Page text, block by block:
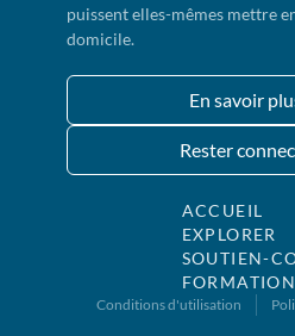
puissent elles-mêmes mettre
domicile.
En savoir
Rester
ACCUEIL
EXPLORER
SOUTIEN-
Conditions d'utilisation